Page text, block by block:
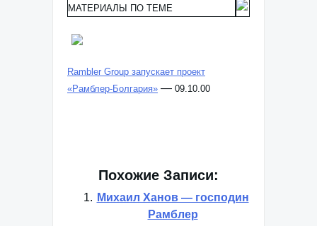
МАТЕРИАЛЫ ПО ТЕМЕ
Rambler Group запускает проект
«Рамблер-Болгария» — 09.10.00
Похожие Записи:
Михаил Ханов — господин
Рамблер